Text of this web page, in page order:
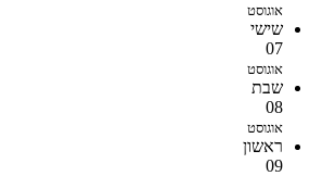
אוגוסט
שישי
07
אוגוסט
שבת
08
אוגוסט
ראשון
09